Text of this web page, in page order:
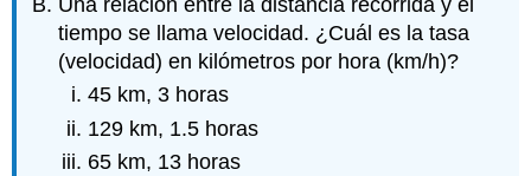
tiempo se llama velocidad. ¿Cuál es la tasa
(velocidad) en kilómetros por hora (km/h)?
45 km, 3 horas
129 km, 1.5 horas
65 km, 13 horas